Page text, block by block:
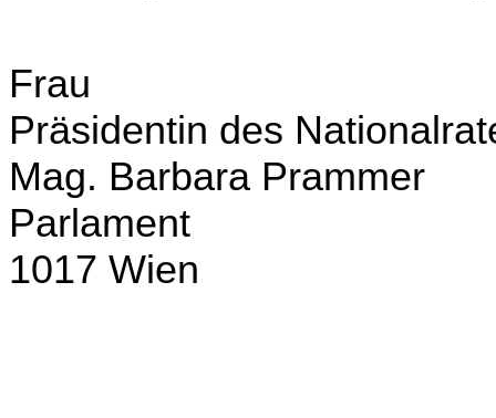
Frau
Präsidentin des
Mag. Barbara Prammer
Parlament
1017 Wien